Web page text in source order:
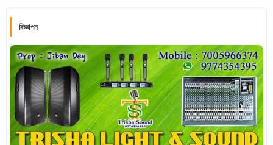
বিজ্ঞাপন